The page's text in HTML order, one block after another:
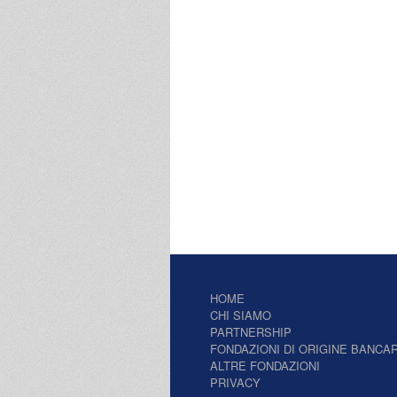
HOME
CHI SIAMO
PARTNERSHIP
FONDAZIONI DI ORIGINE
ALTRE FONDAZIONI
PRIVACY